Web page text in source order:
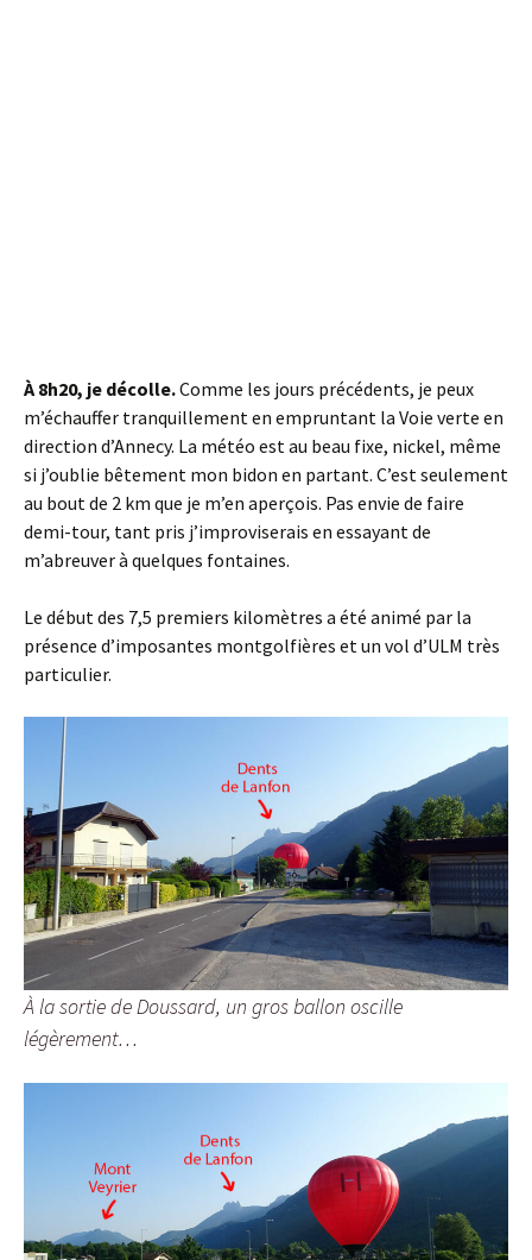
À 8h20, je décolle.Comme les jours précédents, je peux
m’échauffer tranquillement en empruntant la Voie verte en
direction d’Annecy. La météo est au beau fixe, nickel, même
si j’oublie bêtement mon bidon en partant. C’est seulement
au bout de 2 km que je m’en aperçois. Pas envie de faire
demi-tour, tant pris j’improviserais en essayant de
m’abreuver à quelques fontaines.
Le début des 7,5 premiers kilomètres a été animé par la
présence d’imposantes montgolfières et un vol d’ULM très
particulier.
À la sortie de Doussard, un gros ballon oscille
légèrement…